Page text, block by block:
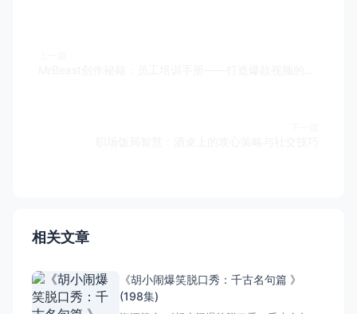
相关文章
《胡小闹爆笑脱口秀：千古名句篇 》
(198集)